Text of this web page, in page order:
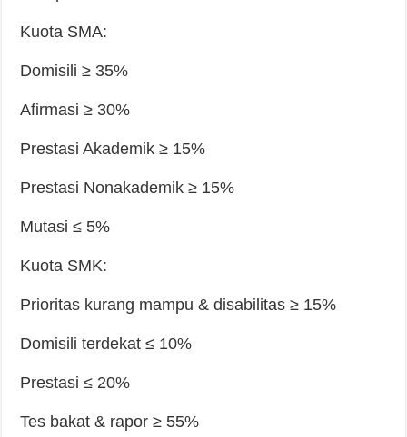
Kuota SMA:
Domisili ≥ 35%
Afirmasi ≥ 30%
Prestasi Akademik ≥ 15%
Prestasi Nonakademik ≥ 15%
Mutasi ≤ 5%
Kuota SMK:
Prioritas kurang mampu & disabilitas ≥ 15%
Domisili terdekat ≤ 10%
Prestasi ≤ 20%
Tes bakat & rapor ≥ 55%